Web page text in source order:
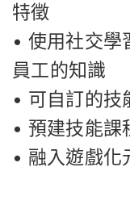
特徵
• 使用社交學
員工的知識
• 可自訂的技
• 預建技能課
• 融入遊戲化